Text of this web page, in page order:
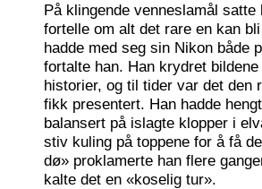
På klingende venneslamål
fortelle om alt det rare en kan
hadde med seg sin Nikon både
fortalte han. Han krydret
historier, og til tider var det den
fikk presentert. Han hadde
balansert på islagte klopper i
stiv kuling på toppene for å få
dø» proklamerte han flere
kalte det en «koselig tur».